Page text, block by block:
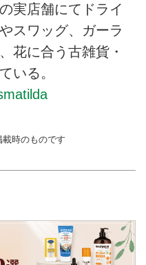
実店舗にてドライ
スワッグ、ガーラ
花に合う古雑貨・
いる。
時のものです